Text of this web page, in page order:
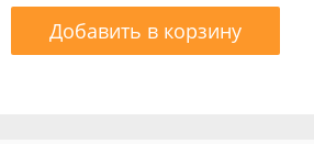
Добавить в корзину